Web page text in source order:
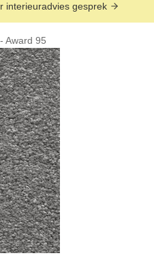
interieuradvies gesprek
Award 95